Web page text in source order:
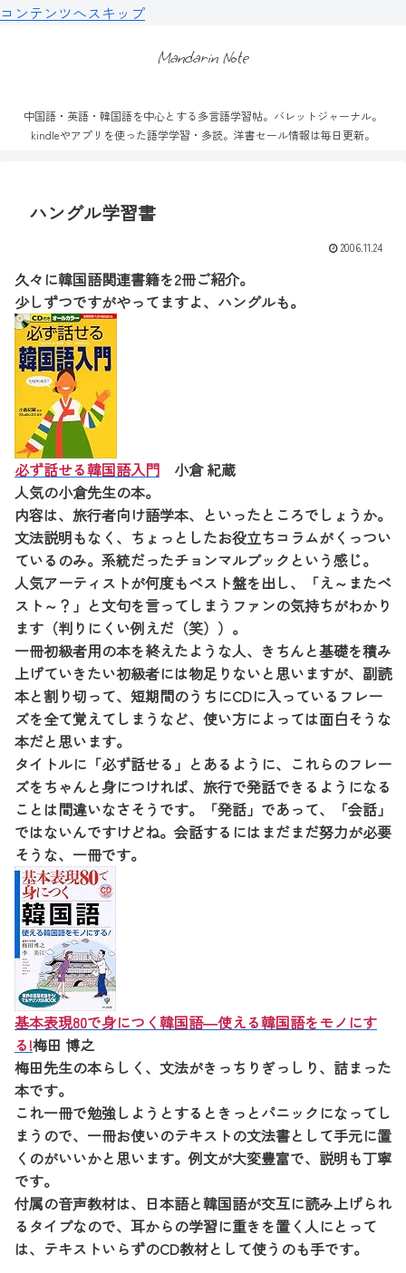
コンテンツへスキップ
Mandarin Note
中国語・英語・韓国語を中心とする多言語学習帖。バレットジャーナル。
kindleやアプリを使った語学学習・多読。洋書セール情報は毎日更新。
ハングル学習書
2006.11.24
久々に韓国語関連書籍を2冊ご紹介。
少しずつですがやってますよ、ハングルも。
必ず話せる韓国語入門 小倉 紀蔵
人気の小倉先生の本。
内容は、旅行者向け語学本、といったところでしょうか。
文法説明もなく、ちょっとしたお役立ちコラムがくっつい
ているのみ。系統だったチョンマルブックという感じ。
人気アーティストが何度もベスト盤を出し、「え～またベ
スト～？」と文句を言ってしまうファンの気持ちがわかり
ます（判りにくい例えだ（笑））。
一冊初級者用の本を終えたような人、きちんと基礎を積み
上げていきたい初級者には物足りないと思いますが、副読
本と割り切って、短期間のうちにCDに入っているフレー
ズを全て覚えてしまうなど、使い方によっては面白そうな
本だと思います。
タイトルに「必ず話せる」とあるように、これらのフレー
ズをちゃんと身につければ、旅行で発話できるようになる
ことは間違いなさそうです。「発話」であって、「会話」
ではないんですけどね。会話するにはまだまだ努力が必要
そうな、一冊です。
基本表現80で身につく韓国語―使える韓国語をモノにす
る!梅田 博之
梅田先生の本らしく、文法がきっちりぎっしり、詰まった
本です。
これ一冊で勉強しようとするときっとパニックになってし
まうので、一冊お使いのテキストの文法書として手元に置
くのがいいかと思います。例文が大変豊富で、説明も丁寧
です。
付属の音声教材は、日本語と韓国語が交互に読み上げられ
るタイプなので、耳からの学習に重きを置く人にとって
は、テキストいらずのCD教材として使うのも手です。